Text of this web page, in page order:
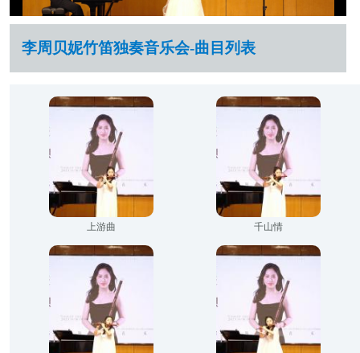
李周贝妮竹笛独奏音乐会-曲目列表
上游曲 千山情